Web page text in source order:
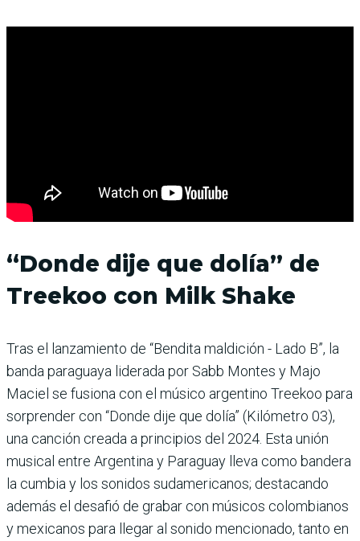
“Donde dije que dolía” de
Treekoo con Milk Shake
Tras el lanzamiento de “Bendita maldición - Lado B”, la
banda paraguaya liderada por Sabb Montes y Majo
Maciel se fusiona con el músico argentino Treekoo para
sorprender con “Donde dije que dolía” (Kilómetro 03),
una canción creada a principios del 2024. Esta unión
musical entre Argentina y Paraguay lleva como bandera
la cumbia y los sonidos sudamericanos; destacando
además el desafió de grabar con músicos colombianos
y mexicanos para llegar al sonido mencionado, tanto en